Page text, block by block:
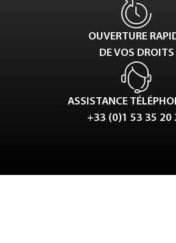
OUVERTURE
DE VOS DROITS
ASSISTANCE
+33 (0)1 53 35 20